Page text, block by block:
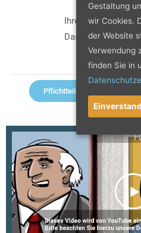
Ihre
Das entspricht rund
Pflichtteilrechner neu starten
Gestaltung
wir Cookies.
der Website
Verwendung
finden Sie in